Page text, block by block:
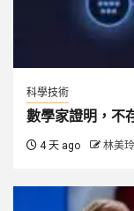
科學技術
數學家證明，不
4 天 ago 林美玲